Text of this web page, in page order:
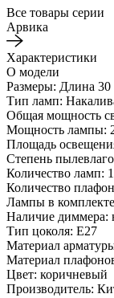
Все товары серии
Арвика
Характеристики
О модели
Размеры: Длина 30
Тип ламп:
Общая мощность
Мощность лампы:
Площадь
Степень
Количество ламп:
Количество
Лампы в
Наличие диммера:
Тип цоколя: E27
Материал
Материал
Цвет: коричневый
Производитель: